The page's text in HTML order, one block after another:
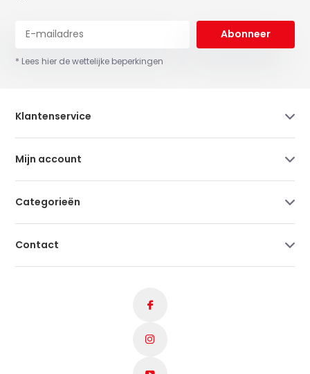
Abonneer
* Lees hier de wettelijke beperkingen
Klantenservice
Mijn account
Categorieën
Contact